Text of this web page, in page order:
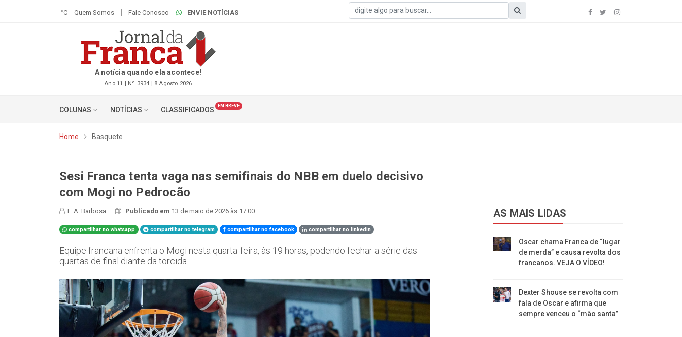
°C Quem Somos Fale Conosco ENVIE NOTÍCIAS
A notícia quando ela acontece!
Ano 11 | Nº 3934 | 8 Agosto 2026
COLUNAS NOTÍCIAS CLASSIFICADOS EM BREVE
Home Basquete
Sesi Franca tenta vaga nas semifinais do NBB em duelo decisivo
com Mogi no Pedrocão
F. A. Barbosa Publicado em 13 de maio de 2026 às 17:00
compartilhar no whatsapp compartilhar no telegram compartilhar no facebook compartilhar no linkedin
Equipe francana enfrenta o Mogi nesta quarta-feira, às 19 horas, podendo fechar a série das
quartas de final diante da torcida
AS MAIS LIDAS
Oscar chama Franca de “lugar
de merda” e causa revolta dos
francanos. VEJA O VÍDEO!
Dexter Shouse se revolta com
fala de Oscar e afirma que
sempre venceu o “mão santa”